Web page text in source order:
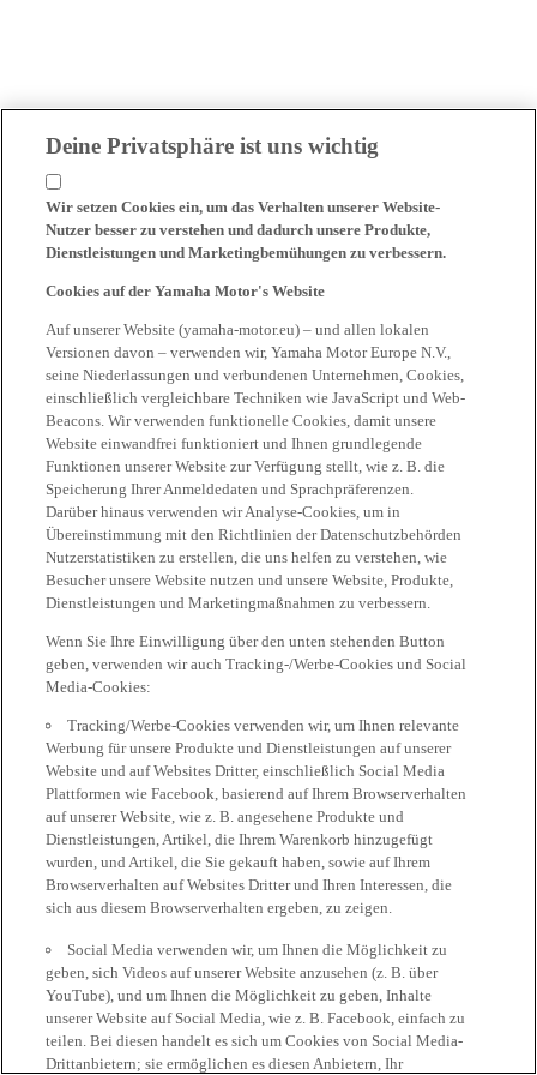
Deine Privatsphäre ist uns wichtig
Wir setzen Cookies ein, um das Verhalten unserer Website-
Nutzer besser zu verstehen und dadurch unsere Produkte,
Dienstleistungen und Marketingbemühungen zu verbessern.
Cookies auf der Yamaha Motor's Website
Auf unserer Website (yamaha-motor.eu) – und allen lokalen
Versionen davon – verwenden wir, Yamaha Motor Europe N.V.,
seine Niederlassungen und verbundenen Unternehmen, Cookies,
einschließlich vergleichbare Techniken wie JavaScript und Web-
Beacons. Wir verwenden funktionelle Cookies, damit unsere
Website einwandfrei funktioniert und Ihnen grundlegende
Funktionen unserer Website zur Verfügung stellt, wie z. B. die
Speicherung Ihrer Anmeldedaten und Sprachpräferenzen.
Darüber hinaus verwenden wir Analyse-Cookies, um in
Übereinstimmung mit den Richtlinien der Datenschutzbehörden
Nutzerstatistiken zu erstellen, die uns helfen zu verstehen, wie
Besucher unsere Website nutzen und unsere Website, Produkte,
Dienstleistungen und Marketingmaßnahmen zu verbessern.
Wenn Sie Ihre Einwilligung über den unten stehenden Button
geben, verwenden wir auch Tracking-/Werbe-Cookies und Social
Media-Cookies:
Tracking/Werbe-Cookies verwenden wir, um Ihnen relevante
Werbung für unsere Produkte und Dienstleistungen auf unserer
Website und auf Websites Dritter, einschließlich Social Media
Plattformen wie Facebook, basierend auf Ihrem Browserverhalten
auf unserer Website, wie z. B. angesehene Produkte und
Dienstleistungen, Artikel, die Ihrem Warenkorb hinzugefügt
wurden, und Artikel, die Sie gekauft haben, sowie auf Ihrem
Browserverhalten auf Websites Dritter und Ihren Interessen, die
sich aus diesem Browserverhalten ergeben, zu zeigen.
Social Media verwenden wir, um Ihnen die Möglichkeit zu
geben, sich Videos auf unserer Website anzusehen (z. B. über
YouTube), und um Ihnen die Möglichkeit zu geben, Inhalte
unserer Website auf Social Media, wie z. B. Facebook, einfach zu
teilen. Bei diesen handelt es sich um Cookies von Social Media-
Drittanbietern; sie ermöglichen es diesen Anbietern, Ihr